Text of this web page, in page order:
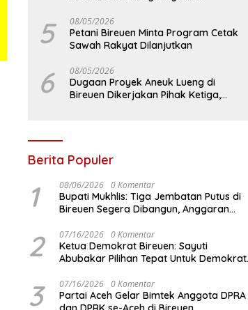
5 08/05/2026
Petani Bireuen Minta Program Cetak
Sawah Rakyat Dilanjutkan
6 08/05/2026
Dugaan Proyek Aneuk Lueng di
Bireuen Dikerjakan Pihak Ketiga,
Berita Populer
1 08/06/2026 0 Komentar
Bupati Mukhlis: Tiga Jembatan Putus di
Bireuen Segera Dibangun, Anggaran
2 07/16/2026 0 Komentar
Ketua Demokrat Bireuen: Sayuti
Abubakar Pilihan Tepat Untuk Demokrat
3 07/16/2026 0 Komentar
Partai Aceh Gelar Bimtek Anggota DPRA